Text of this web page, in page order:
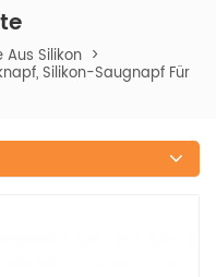
Silikon >
Silikon-Saugnapf Für